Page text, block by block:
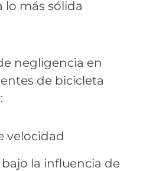
lo más sólida
negligencia en
de bicicleta
velocidad
la influencia de